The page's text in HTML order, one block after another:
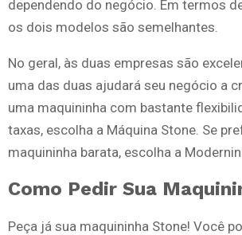
dependendo do negócio. Em termos
os dois modelos são semelhantes.
No geral, às duas empresas são
uma das duas ajudará seu negócio a
uma maquininha com bastante
taxas, escolha a Máquina Stone. Se
maquininha barata, escolha a
Como Pedir Sua
Peça já sua maquininha Stone! Você